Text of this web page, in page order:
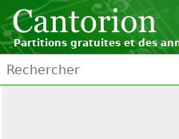
Partitions gratuites et des